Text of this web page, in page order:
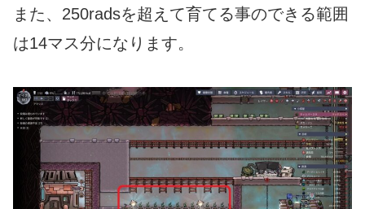
また、250radsを超えて育てる事のできる範囲
は14マス分になります。